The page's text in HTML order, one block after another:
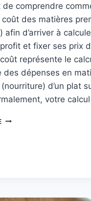
de comprendre
coût des matières
afin d’arriver à
et fixer ses prix
représente le
des dépenses en
d’un plat
votre
COMMENT